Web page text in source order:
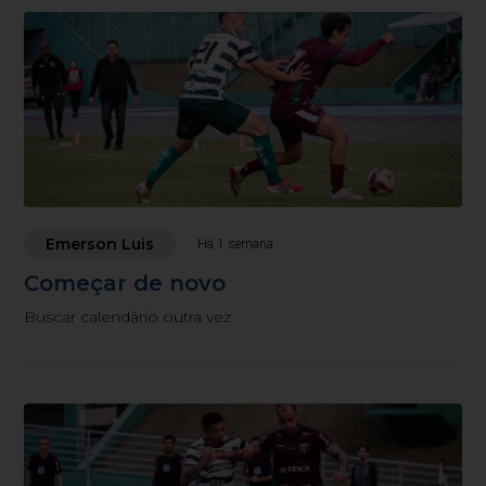
Emerson Luis Há 1 semana
Começar de novo
Buscar calendário outra vez